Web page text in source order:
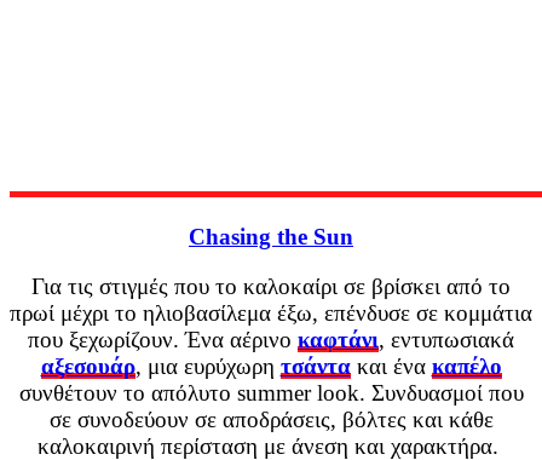
Chasing the Sun
Για τις στιγμές που το καλοκαίρι σε βρίσκει από το
πρωί μέχρι το ηλιοβασίλεμα έξω, επένδυσε σε κομμάτια
που ξεχωρίζουν. Ένα αέρινο καφτάνι, εντυπωσιακά
αξεσουάρ, μια ευρύχωρη τσάντα και ένα καπέλο
συνθέτουν το απόλυτο summer look. Συνδυασμοί που
σε συνοδεύουν σε αποδράσεις, βόλτες και κάθε
καλοκαιρινή περίσταση με άνεση και χαρακτήρα.